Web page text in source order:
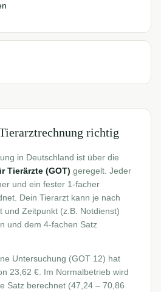
richtig
in Deutschland ist über die
Tierärzte (GOT) geregelt. Jeder
und ein fester 1-facher
Dein Tierarzt kann je nach
und Zeitpunkt (z.B. Notdienst)
und dem 4-fachen Satz
Untersuchung (GOT 12) hat
23,62 €. Im Normalbetrieb wird
Satz berechnet (47,24 – 70,86